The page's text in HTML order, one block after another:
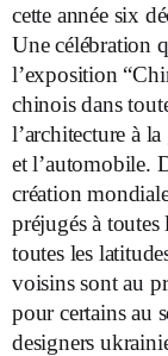
cette année six
Une célébration
l’exposition
chinois dans
l’architecture à
et l’automobile.
création
préjugés à
toutes les
voisins sont au
pour certains au
designers